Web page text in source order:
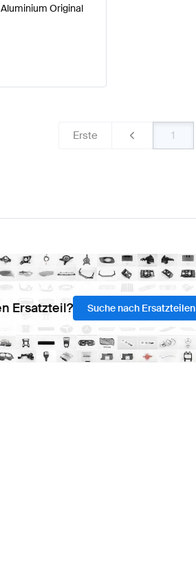
Original
Erste
Ersatzteil? Suche nach Ersatzteilen